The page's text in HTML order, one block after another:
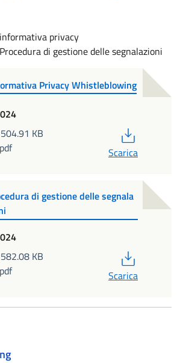
privacy
di gestione delle segnalazioni
Privacy Whistleblowing
KB
Scarica
di gestione delle segnala
KB
Scarica